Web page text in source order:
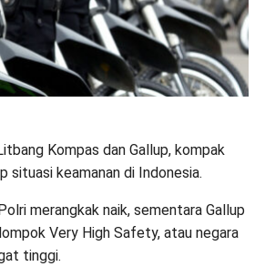
Kompas dan Gallup, kompak
keamanan di Indonesia.
merangkak naik, sementara Gallup
Very High Safety, atau negara
tinggi.